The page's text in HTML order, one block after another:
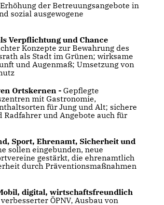
Erhöhung der Betreuungsangebote in
sozial ausgewogene
Verpflichtung und Chance
Konzepte zur Bewahrung des
als Stadt im Grünen; wirksame
und Augenmaß; Umsetzung von
Ortskernen - Gepflegte
mit Gastronomie,
für Jung und Alt; sichere
Radfahrer und Angebote auch für
Sport, Ehrenamt, Sicherheit und
sollen eingebunden, neue
gestärkt, die ehrenamtlich
durch Präventionsmaßnahmen
digital, wirtschaftsfreundlich
ÖPNV, Ausbau von